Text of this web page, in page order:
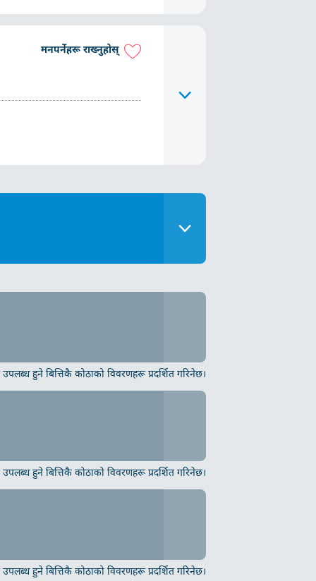
मनपर्नेहरू राख्नुहोस्
हुने बित्तिकै कोठाको विवरणहरू प्रदर्शित गरिनेछ।
हुने बित्तिकै कोठाको विवरणहरू प्रदर्शित गरिनेछ।
हुने बित्तिकै कोठाको विवरणहरू प्रदर्शित गरिनेछ।